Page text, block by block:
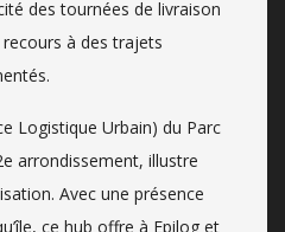
des tournées de livraison
à des trajets
Logistique Urbain) du Parc
arrondissement, illustre
Avec une présence
ce hub offre à Epilog et